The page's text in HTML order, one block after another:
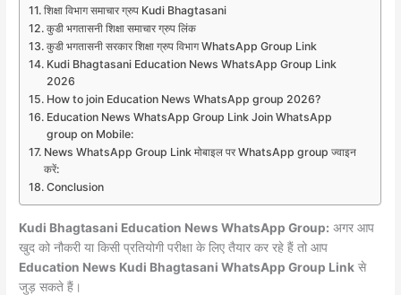
शिक्षा विभाग समाचार ग्रुप Kudi Bhagtasani
कुडी भगतासनी शिक्षा समाचार ग्रुप लिंक
कुडी भगतासनी सरकार शिक्षा ग्रुप विभाग WhatsApp Group Link
Kudi Bhagtasani Education News WhatsApp Group Link
2026
How to join Education News WhatsApp group 2026?
Education News WhatsApp Group Link Join WhatsApp
group on Mobile:
News WhatsApp Group Link मोबाइल पर WhatsApp group ज्वाइन
करें:
Conclusion
Kudi Bhagtasani Education News WhatsApp Group: अगर आप
खुद को नौकरी या किसी प्रतियोगी परीक्षा के लिए तैयार कर रहे हैं तो आप
Education News Kudi Bhagtasani WhatsApp Group Link से
जुड़ सकते हैं।